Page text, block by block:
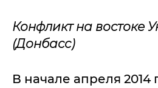
Конфликт на востоке
(Донбасс)
В начале апреля 2014